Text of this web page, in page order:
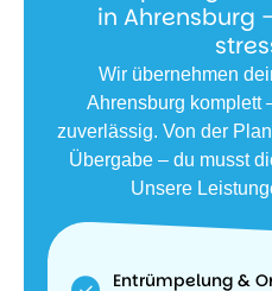
in Ahrensburg
Wir übernehmen
Ahrensburg komplett
zuverlässig. Von der
Übergabe – du musst
Unsere
Entrümpelung &